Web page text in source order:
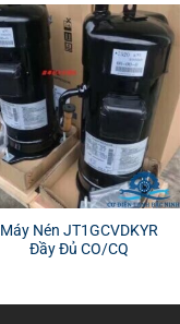
Máy Nén JT1GCVDKYR
Đầy Đủ CO/CQ